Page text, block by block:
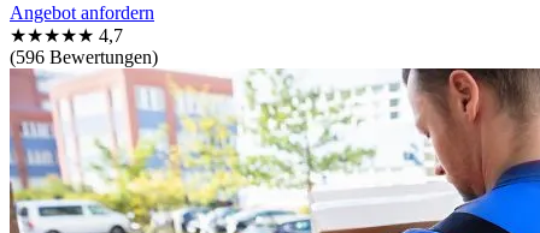
Angebot anfordern
★★★★★ 4,7
(596 Bewertungen)